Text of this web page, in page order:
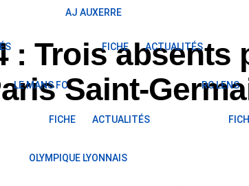
AJ AUXERRE
FICHE ACTUALITÉS
LE MANS FC
FICHE ACTUALITÉS
RC LENS
OLYMPIQUE LYONNAIS
: Trois absents
Saint-